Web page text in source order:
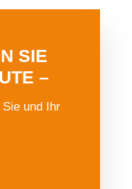
SIE
–
und Ihr